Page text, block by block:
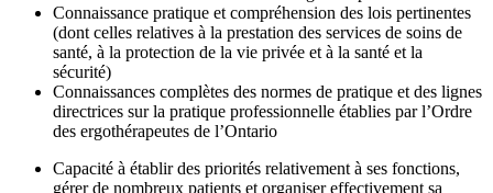
Connaissance pratique et compréhension des lois pertinentes
(dont celles relatives à la prestation des services de soins de
santé, à la protection de la vie privée et à la santé et la
sécurité)
Connaissances complètes des normes de pratique et des lignes
directrices sur la pratique professionnelle établies par l’Ordre
des ergothérapeutes de l’Ontario
Capacité à établir des priorités relativement à ses fonctions,
gérer de nombreux patients et organiser effectivement sa